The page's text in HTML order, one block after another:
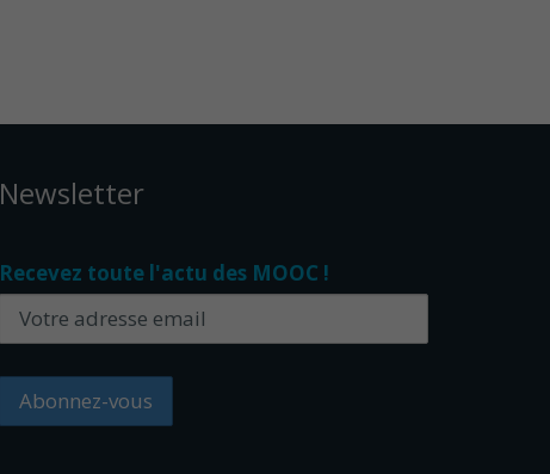
Newsletter
Recevez toute l'actu des MOOC !